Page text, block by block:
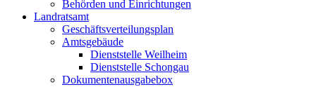
Behörden und Einrichtungen
Landratsamt
Geschäftsverteilungsplan
Amtsgebäude
Dienststelle Weilheim
Dienststelle Schongau
Dokumentenausgabebox